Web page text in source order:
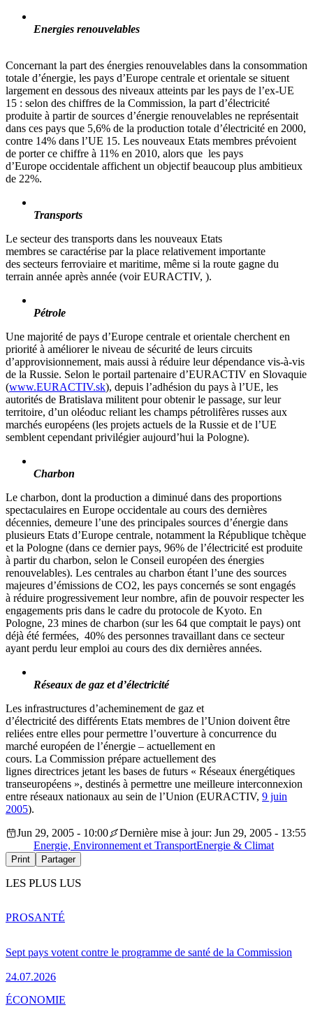
Energies renouvelables
Concernant la part des énergies renouvelables dans la consommation
totale d’énergie, les pays d’Europe centrale et orientale se situent
largement en dessous des niveaux atteints par les pays de l’ex-UE
15 : selon des chiffres de la Commission, la part d’électricité
produite à partir de sources d’énergie renouvelables ne représentait
dans ces pays que 5,6% de la production totale d’électricité en 2000,
contre 14% dans l’UE 15. Les nouveaux Etats membres prévoient
de porter ce chiffre à 11% en 2010, alors que les pays
d’Europe occidentale affichent un objectif beaucoup plus ambitieux
de 22%.
Transports
Le secteur des transports dans les nouveaux Etats
membres se caractérise par la place relativement importante
des secteurs ferroviaire et maritime, même si la route gagne du
terrain année après année (voir EURACTIV, ).
Pétrole
Une majorité de pays d’Europe centrale et orientale cherchent en
priorité à améliorer le niveau de sécurité de leurs circuits
d’approvisionnement, mais aussi à réduire leur dépendance vis-à-vis
de la Russie. Selon le portail partenaire d’EURACTIV en Slovaquie
(www.EURACTIV.sk), depuis l’adhésion du pays à l’UE, les
autorités de Bratislava militent pour obtenir le passage, sur leur
territoire, d’un oléoduc reliant les champs pétrolifères russes aux
marchés européens (les projets actuels de la Russie et de l’UE
semblent cependant privilégier aujourd’hui la Pologne).
Charbon
Le charbon, dont la production a diminué dans des proportions
spectaculaires en Europe occidentale au cours des dernières
décennies, demeure l’une des principales sources d’énergie dans
plusieurs Etats d’Europe centrale, notamment la République tchèque
et la Pologne (dans ce dernier pays, 96% de l’électricité est produite
à partir du charbon, selon le Conseil européen des énergies
renouvelables). Les centrales au charbon étant l’une des sources
majeures d’émissions de CO2, les pays concernés se sont engagés
à réduire progressivement leur nombre, afin de pouvoir respecter les
engagements pris dans le cadre du protocole de Kyoto. En
Pologne, 23 mines de charbon (sur les 64 que comptait le pays) ont
déjà été fermées, 40% des personnes travaillant dans ce secteur
ayant perdu leur emploi au cours des dix dernières années.
Réseaux de gaz et d’électricité
Les infrastructures d’acheminement de gaz et
d’électricité des différents Etats membres de l’Union doivent être
reliées entre elles pour permettre l’ouverture à concurrence du
marché européen de l’énergie – actuellement en
cours. La Commission prépare actuellement des
lignes directrices jetant les bases de futurs « Réseaux énergétiques
transeuropéens », destinés à permettre une meilleure interconnexion
entre réseaux nationaux au sein de l’Union (EURACTIV, 9 juin
2005).
Jun 29, 2005 - 10:00
Dernière mise à jour: Jun 29, 2005 - 13:55
Energie, Environnement et TransportEnergie & Climat
Print Partager
LES PLUS LUS
Sept pays votent contre le programme de santé de la Commission
24.07.2026
PROSANTÉ
ÉCONOMIE